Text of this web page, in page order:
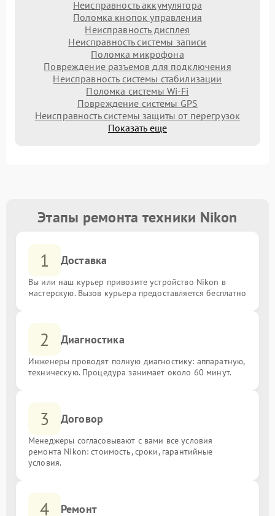
Неисправность аккумулятора
Поломка кнопок управления
Неисправность дисплея
Неисправность системы записи
Поломка микрофона
Повреждение разъемов для подключения
Неисправность системы стабилизации
Поломка системы Wi-Fi
Повреждение системы GPS
Неисправность системы защиты от перегрузок
Показать еще
Этапы ремонта техники Nikon
1 Доставка
Вы или наш курьер привозите устройство Nikon в
мастерскую. Вызов курьера предоставляется бесплатно
2 Диагностика
Инженеры проводят полную диагностику: аппаратную,
техническую. Процедура занимает около 60 минут.
3 Договор
Менеджеры согласовывают с вами все условия
ремонта Nikon: стоимость, сроки, гарантийные
условия.
4 Ремонт